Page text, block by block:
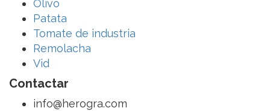
Olivo
Patata
Tomate de industria
Remolacha
Vid
Contactar
info@herogra.com